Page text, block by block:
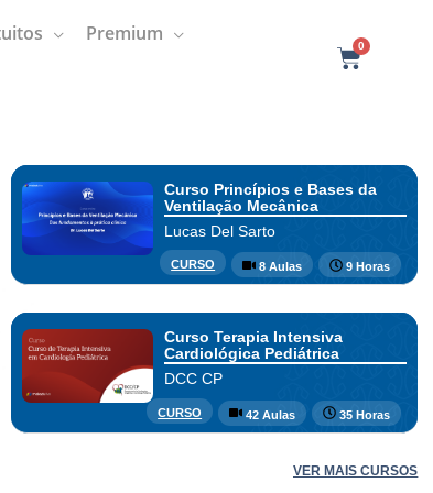
Premium
0C
Curso Princípios e Bases da
Ventilação Mecânica
Lucas Del Sarto
CURSO 8 Aulas 9 Horas
Curso Terapia Intensiva
Cardiológica Pediátrica
DCC CP
CURSO 42 Aulas 35 Horas
VER MAIS CURSOS